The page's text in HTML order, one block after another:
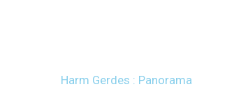
Harm Gerdes : Panorama